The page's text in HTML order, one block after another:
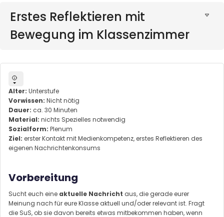
Erstes Reflektieren mit
Bewegung im Klassenzimmer
Alter: Unterstufe
Vorwissen: Nicht nötig
Dauer: ca. 30 Minuten
Material: nichts Spezielles notwendig
Sozialform: Plenum
Ziel: erster Kontakt mit Medienkompetenz, erstes Reflektieren des
eigenen Nachrichtenkonsums
Vorbereitung
Sucht euch eine aktuelle Nachricht aus, die gerade eurer
Meinung nach für eure Klasse aktuell und/oder relevant ist. Fragt
die SuS, ob sie davon bereits etwas mitbekommen haben, wenn